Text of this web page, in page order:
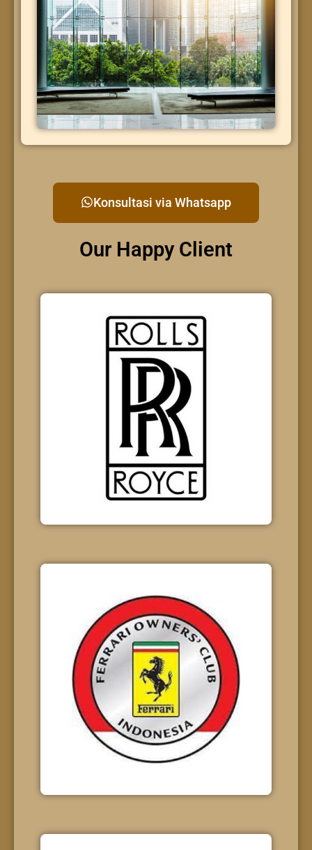
Konsultasi via Whatsapp
Our Happy Client